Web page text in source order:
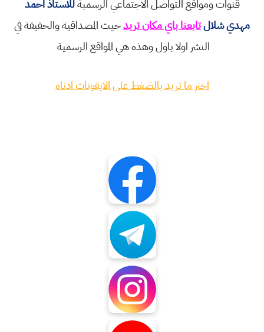
قنوات ومواقع التواصل الاجتماعي الرسميةللاستاذ احمد
مهدي شلالتابعنا باي مكان تريدحيث المصداقية والحقيقة في
النشر اولا باول وهذه هي المواقع الرسمية
اختر ما تريد بالضغط على الايقونات ادناه